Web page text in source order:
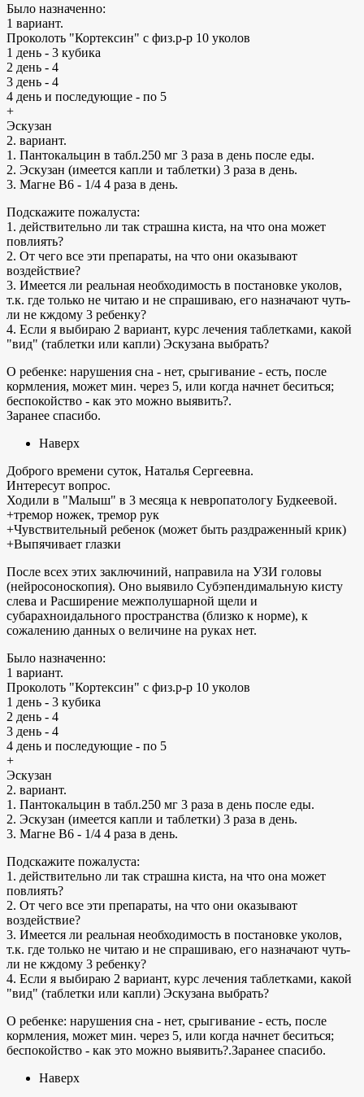
Было назначенно:
1 вариант.
Проколоть "Кортексин" с физ.р-р 10 уколов
1 день - 3 кубика
2 день - 4
3 день - 4
4 день и последующие - по 5
+
Эскузан
2. вариант.
1. Пантокальцин в табл.250 мг 3 раза в день после еды.
2. Эскузан (имеется капли и таблетки) 3 раза в день.
3. Магне В6 - 1/4 4 раза в день.
Подскажите пожалуста:
1. действительно ли так страшна киста, на что она может
повлиять?
2. От чего все эти препараты, на что они оказывают
воздействие?
3. Имеется ли реальная необходимость в постановке уколов,
т.к. где только не читаю и не спрашиваю, его назначают чуть-
ли не кждому 3 ребенку?
4. Если я выбираю 2 вариант, курс лечения таблетками, какой
"вид" (таблетки или капли) Эскузана выбрать?
О ребенке: нарушения сна - нет, срыгивание - есть, после
кормления, может мин. через 5, или когда начнет беситься;
беспокойство - как это можно выявить?.
Заранее спасибо.
Наверх
Доброго времени суток, Наталья Сергеевна.
Интересут вопрос.
Ходили в "Малыш" в 3 месяца к невропатологу Будкеевой.
+тремор ножек, тремор рук
+Чувствительный ребенок (может быть раздраженный крик)
+Выпячивает глазки
После всех этих заключиний, направила на УЗИ головы
(нейросоноскопия). Оно выявило Субэпендимальную кисту
слева и Расширение межполушарной щели и
субарахноидального пространства (близко к норме), к
сожалению данных о величине на руках нет.
Было назначенно:
1 вариант.
Проколоть "Кортексин" с физ.р-р 10 уколов
1 день - 3 кубика
2 день - 4
3 день - 4
4 день и последующие - по 5
+
Эскузан
2. вариант.
1. Пантокальцин в табл.250 мг 3 раза в день после еды.
2. Эскузан (имеется капли и таблетки) 3 раза в день.
3. Магне В6 - 1/4 4 раза в день.
Подскажите пожалуста:
1. действительно ли так страшна киста, на что она может
повлиять?
2. От чего все эти препараты, на что они оказывают
воздействие?
3. Имеется ли реальная необходимость в постановке уколов,
т.к. где только не читаю и не спрашиваю, его назначают чуть-
ли не кждому 3 ребенку?
4. Если я выбираю 2 вариант, курс лечения таблетками, какой
"вид" (таблетки или капли) Эскузана выбрать?
О ребенке: нарушения сна - нет, срыгивание - есть, после
кормления, может мин. через 5, или когда начнет беситься;
беспокойство - как это можно выявить?.Заранее спасибо.
Наверх